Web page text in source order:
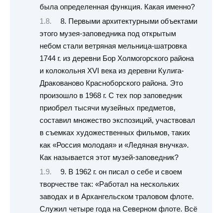
была определенная функция. Какая именно?
8. Первыми архитектурными объектами
этого музея-заповедника под открытым
небом стали ветряная мельница-шатровка
1744 г. из деревни Бор Холмогорского района
и колокольня XVI века из деревни Кулига-
Дракованово Красноборского района. Это
произошло в 1968 г. С тех пор заповедник
приобрел тысячи музейных предметов,
составил множество экспозиций, участвовал
в съемках художественных фильмов, таких
как «Россия молодая» и «Ледяная внучка».
Как называется этот музей-заповедник?
9. В 1962 г. он писал о себе и своем
творчестве так: «Работал на нескольких
заводах и в Архангельском траловом флоте.
Служил четыре года на Северном флоте. Всё